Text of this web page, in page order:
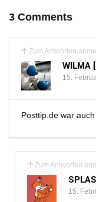
3 Comments
Zum Antworten
WILMA
15.
Posttip.de war
Zum Antworten
15.